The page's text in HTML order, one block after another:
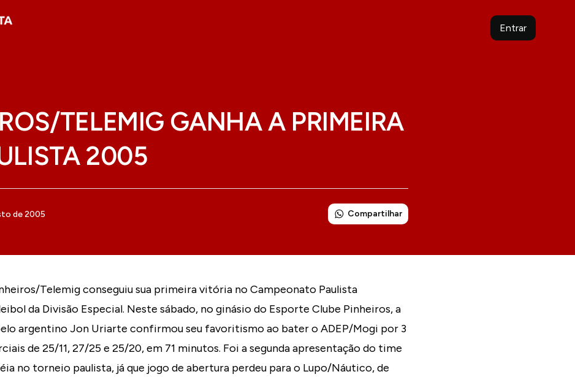
Entrar
TELEMIG GANHA A PRIMEIRA
2005
de 2005 Compartilhar
Telemig conseguiu sua primeira vitória no Campeonato Paulista
da Divisão Especial. Neste sábado, no ginásio do Esporte Clube Pinheiros, a
argentino Jon Uriarte confirmou seu favoritismo ao bater o ADEP/Mogi por 3
de 25/11, 27/25 e 25/20, em 71 minutos. Foi a segunda apresentação do time
no torneio paulista, já que jogo de abertura perdeu para o Lupo/Náutico, de